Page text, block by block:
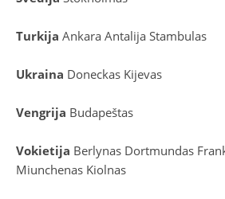
Turkija Ankara Antalija Stambulas
Ukraina Doneckas Kijevas
Vengrija Budapeštas
Vokietija Berlynas Dortmundas
Miunchenas Kiolnas